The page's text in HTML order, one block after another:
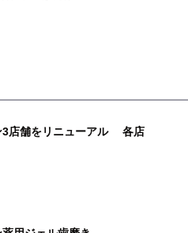
3店舗をリニューアル 各店